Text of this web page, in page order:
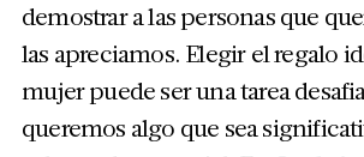
demostrar a las personas que
las apreciamos. Elegir el regalo
mujer puede ser una tarea
queremos algo que sea